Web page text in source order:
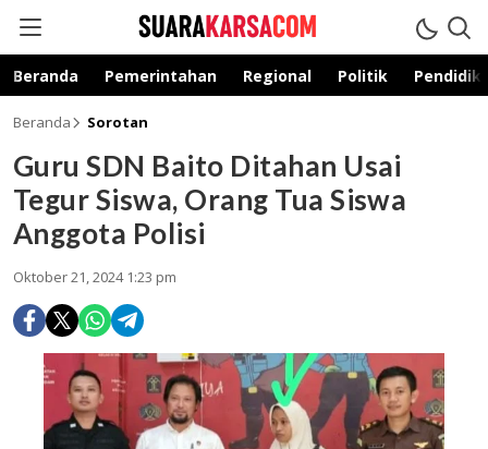
suarakarsa.com
Informasi terpercaya
Beranda Pemerintahan Regional Politik
Beranda Sorotan
Guru SDN Baito Ditahan Usai
Tegur Siswa, Orang Tua Siswa
Anggota Polisi
Oktober 21, 2024 1:23 pm